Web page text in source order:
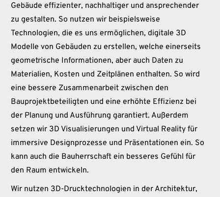
Gebäude effizienter, nachhaltiger und ansprechender
zu gestalten. So nutzen wir beispielsweise
Technologien, die es uns ermöglichen, digitale 3D
Modelle von Gebäuden zu erstellen, welche einerseits
geometrische Informationen, aber auch Daten zu
Materialien, Kosten und Zeitplänen enthalten. So wird
eine bessere Zusammenarbeit zwischen den
Bauprojektbeteiligten und eine erhöhte Effizienz bei
der Planung und Ausführung garantiert. Außerdem
setzen wir 3D Visualisierungen und Virtual Reality für
immersive Designprozesse und Präsentationen ein. So
kann auch die Bauherrschaft ein besseres Gefühl für
den Raum entwickeln.
Wir nutzen 3D-Drucktechnologien in der Architektur,